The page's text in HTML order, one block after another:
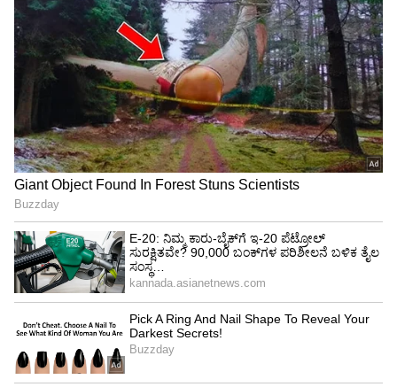
ಪ್ರಕ್ರಿಯೆಗಳನ್ನು ಮುಂದುವರೆಸಲು ಸಾಲದಾತರಿಗೆ ನಿರ್ದಿಷ್ಟ
ದಾಖಲೆಗಳ ಅಗತ್ಯವಿರುತ್ತದೆ. ಈ ದಾಖಲೆಗಳನ್ನು
ಮುಂಚಿತವಾಗಿ ಸಿದ್ಧಪಡಿಸಿದರೆ ಅನುಮೋದನೆ ಪ್ರಕ್ರಿಯೆಯನ್ನು
ತ್ವರಿತಗೊಳಿಸಬಹುದು ಮತ್ತು ಅನಗತ್ಯ ವಿಳಂಬಗಳನ್ನು
ತಡೆಯಬಹುದು.
ಸಿದ್ಧಪಡಿಸಬೇಕಾದ ಪ್ರಮುಖ ದಾಖಲೆಗಳು:
ಗುರುತಿನ ಪುರಾವೆ:
ಅಥವಾ ಪಾಸ್ಪೋರ್ಟ್.
ಆದಾಯದ ಪುರಾವೆ:ನಿಮ್ಮ ಆದಾಯವನ್ನು ತೋರಿಸುವ
ಇತ್ತೀಚಿನ ಪೇ ಸ್ಟಬ್ಗಳು, ಆದಾರ ತೆರಿಗೆ ರಿಟರ್ನ್ಸ್ ಅಥವಾ
ಬ್ಯಾಂಕ್ ಸ್ಟೇಟ್ಮೆಂಟ್ಗಳು.
ವಾಸಸ್ಥಳದ ಪುರಾವೆ:ನಿಮ್ಮ ವಿಳಾಸವನ್ನು ದೃಢೀಕರಿಸುವ
ಯುಟಿಲಿಟಿ ಬಿಲ್ಗಳು ಅಥವಾ ಗುತ್ತಿಗೆ ಒಪ್ಪಂದಗಳು.